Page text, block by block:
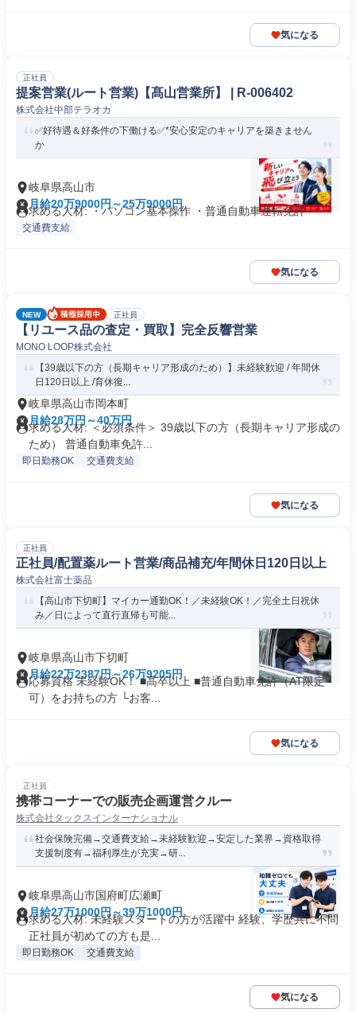
気になる
正社員
提案営業(ルート営業)【髙山営業所】 | R-006402
株式会社中部テラオカ
✅好待遇＆好条件の下働ける✅*安心安定のキャリアを築きません
か
岐阜県高山市
月給20万9000円～25万9000円
求める人材: ・パソコン基本操作 ・普通自動車運転免許
交通費支給
気になる
NEW 正社員
【リユース品の査定・買取】完全反響営業
MONO LOOP株式会社
【39歳以下の方（長期キャリア形成のため）】未経験歓迎 / 年間休
日120日以上 /育休復...
岐阜県高山市岡本町
月給28万円～40万円
求める人材: ＜必須条件＞ 39歳以下の方（長期キャリア形成の
ため） 普通自動車免許...
即日勤務OK 交通費支給
気になる
正社員
正社員/配置薬ルート営業/商品補充/年間休日120日以上
株式会社富士薬品
【高山市下切町】マイカー通勤OK！／未経験OK！／完全土日祝休
み／日によって直行直帰も可能...
岐阜県高山市下切町
月給22万2387円～26万9205円
応募資格 未経験OK！ ■高卒以上 ■普通自動車免許（AT限定
可）をお持ちの方 └お客...
気になる
正社員
携帯コーナーでの販売企画運営クルー
株式会社タックスインターナショナル
社会保険完備→交通費支給→未経験歓迎→安定した業界→資格取得
支援制度有→福利厚生が充実→研...
岐阜県高山市国府町広瀬町
月給27万1000円～39万1000円
求める人材: 未経験スタートの方が活躍中 経験、学歴共に不問
正社員が初めての方も是...
即日勤務OK 交通費支給
気になる